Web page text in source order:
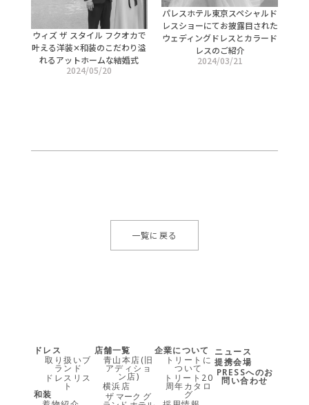
ウィズ ザ スタイル フクオカで
叶える洋装✕和装のこだわり溢
れるアットホームな結婚式
2024/05/20
パレスホテル東京スペシャルド
レスショーにてお披露目された
ウェディングドレスとカラード
レスのご紹介
2024/03/21
一覧に戻る
ドレス
取り扱いブ
ランド
ドレスリス
ト
和装
店舗一覧
青山本店(旧
アディショ
ン店)
横浜店
ザ マーク グ
企業について
トリートに
ついて
トリート20
周年カタロ
グ
ニュース
提携会場
PRESSへのお
問い合わせ